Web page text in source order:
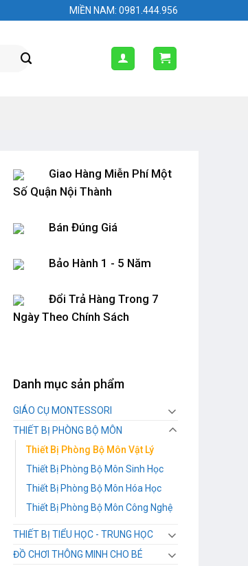
MIỀN NAM: 0981.444.956
Giao Hàng Miễn Phí Một
Số Quận Nội Thành
Bán Đúng Giá
Bảo Hành 1 - 5 Năm
Đổi Trả Hàng Trong 7
Ngày Theo Chính Sách
Danh mục sản phẩm
GIÁO CỤ MONTESSORI
THIẾT BỊ PHÒNG BỘ MÔN
Thiết Bị Phòng Bộ Môn Vật Lý
Thiết Bị Phòng Bộ Môn Sinh Học
Thiết Bị Phòng Bộ Môn Hóa Học
Thiết Bị Phòng Bộ Môn Công Nghệ
THIẾT BỊ TIỂU HỌC - TRUNG HỌC
ĐỒ CHƠI THÔNG MINH CHO BÉ